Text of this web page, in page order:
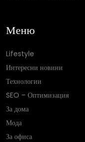
Меню
Lifestyle
Интересни новини
Технологии
SEO – Оптимизация
За дома
Мода
За офиса